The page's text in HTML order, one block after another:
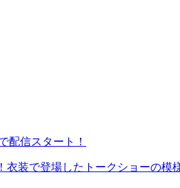
配信スタート！